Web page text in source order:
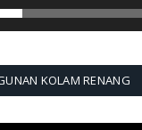
KOLAM RENANG